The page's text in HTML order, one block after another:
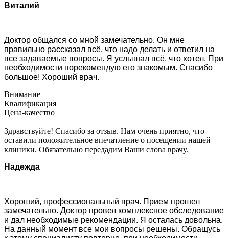
Виталий
Доктор общался со мной замечательно. Он мне
правильно рассказал всё, что надо делать и ответил на
все задаваемые вопросы. Я услышал всё, что хотел. При
необходимости порекомендую его знакомым. Спасибо
большое! Хороший врач.
Внимание
Квалификация
Цена-качество
Здравствуйте! Спасибо за отзыв. Нам очень приятно, что
оставили положительное впечатление о посещении нашей
клиники. Обязательно передадим Ваши слова врачу.
Надежда
Хороший, профессиональный врач. Прием прошел
замечательно. Доктор провел комплексное обследование
и дал необходимые рекомендации. Я осталась довольна.
На данный момент все мои вопросы решены. Обращусь